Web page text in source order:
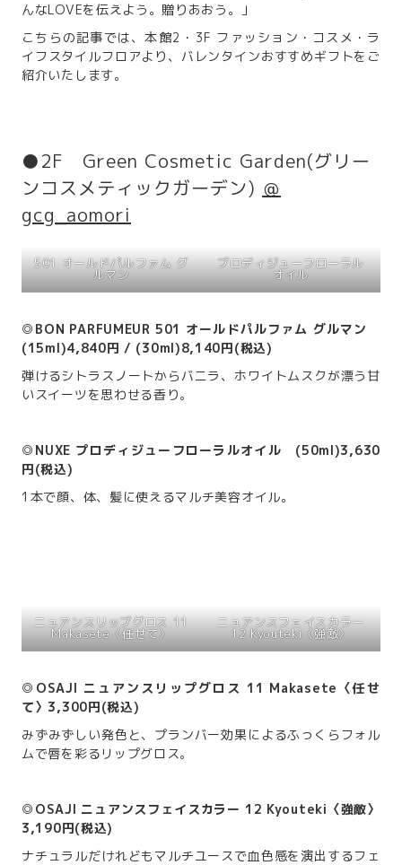
んなLOVEを伝えよう。贈りあおう。」
こちらの記事では、本館2・3F ファッション・コスメ・ラ
イフスタイルフロアより、バレンタインおすすめギフトをご
紹介いたします。
●2F Green Cosmetic Garden(グリー
ンコスメティックガーデン) ＠
gcg_aomori
501 オールドパルファム グ
ルマン
プロディジューフローラル
オイル
◎BON PARFUMEUR 501 オールドパルファム グルマン
(15ml)4,840円 / (30ml)8,140円(税込)
弾けるシトラスノートからバニラ、ホワイトムスクが漂う甘
いスイーツを思わせる香り。
◎NUXE プロディジューフローラルオイル (50ml)3,630
円(税込)
1本で顔、体、髪に使えるマルチ美容オイル。
ニュアンスリップグロス 11
Makasete〈任せて〉
ニュアンスフェイスカラー
12 Kyouteki〈強敵〉
◎OSAJI ニュアンスリップグロス 11 Makasete〈任せ
て〉3,300円(税込)
みずみずしい発色と、プランバー効果によるふっくらフォル
ムで唇を彩るリップグロス。
◎OSAJI ニュアンスフェイスカラー 12 Kyouteki〈強敵〉
3,190円(税込)
ナチュラルだけれどもマルチユースで血色感を演出するフェ